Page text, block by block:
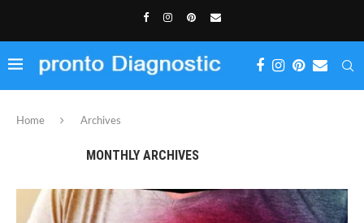
Home Archives
MONTHLY ARCHIVES